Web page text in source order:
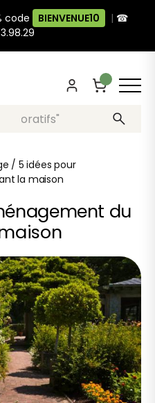
code BIENVENUE10 | ☎
décoratifs"
/ 5 idées pour
la maison
du